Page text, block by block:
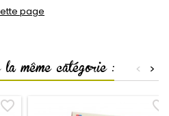
page
même catégorie : >
<
favorite_border favorite_border